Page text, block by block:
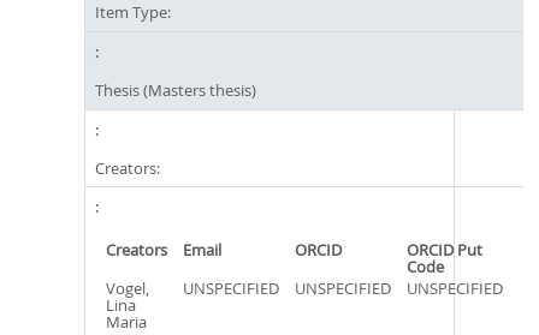
Item Type:
Thesis (Masters thesis)
Creators:
Creators Email ORCID ORCID Put
Code
Vogel,
Lina
Maria
UNSPECIFIED UNSPECIFIED UNSPECIFIED